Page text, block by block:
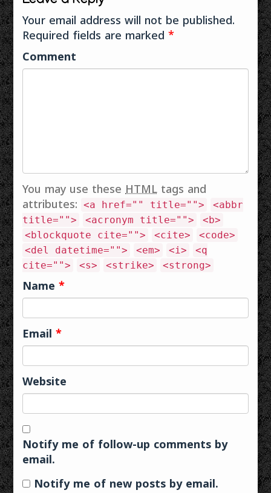
ഉപാധി (Tool)
മാത്രമാണ്. നമ്മൾ
Your email address will not be published.
Required fields are marked*
Comment
You may use theseHTML tags and
attributes:
<a href="" title="">
<abbr
title="">
<acronym title="">
<b>
<blockquote cite="">
<cite>
<code>
<del datetime="">
<em> <i>
<q
cite="">
<s> <strike> <strong>
Name*
Email*
Website
Notify me of follow-up comments by
email.
Notify me of new posts by email.